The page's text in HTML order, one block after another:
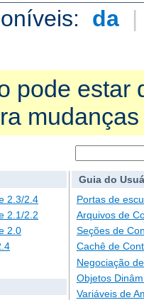
da |
pode estar
2.3/2.4
2.1/2.2
2.0
Guia do
Portas de
Arquivos de
Seções de
Cachê de
Negociação
Objetos
Variáveis de